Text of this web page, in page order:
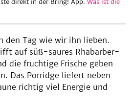
direkt in der Bring! App. Was ist die
den Tag wie wir ihn lieben.
auf süß-saures Rhabarber-
die fruchtige Frische geben
Das Porridge liefert neben
richtig viel Energie und